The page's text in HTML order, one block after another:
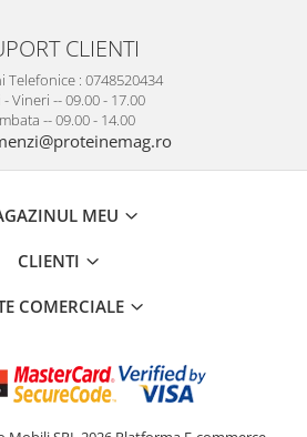
CLIENTI
Telefonice : 0748520434
Vineri -- 09.00 - 17.00
-- 09.00 - 14.00
MEU
CLIENTI
COMERCIALE